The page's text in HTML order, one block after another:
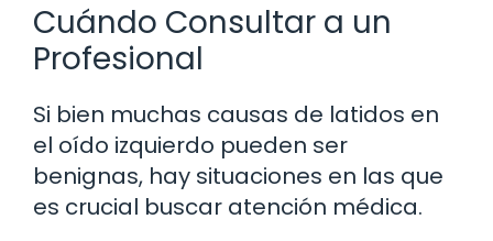
Cuándo Consultar a un
Profesional
Si bien muchas causas de latidos en
el oído izquierdo pueden ser
benignas, hay situaciones en las que
es crucial buscar atención médica.